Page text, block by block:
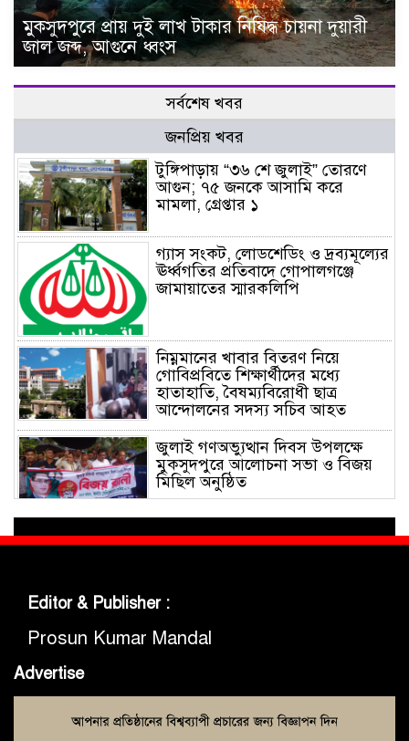
মুকসুদপুরে প্রায় দুই লাখ টাকার নিষিদ্ধ চায়না দুয়ারী
জাল জব্দ, আগুনে ধ্বংস
সর্বশেষ খবর
জনপ্রিয় খবর
টুঙ্গিপাড়ায় “৩৬ শে জুলাই” তোরণে
আগুন; ৭৫ জনকে আসামি করে
মামলা, গ্রেপ্তার ১
গ্যাস সংকট, লোডশেডিং ও দ্রব্যমূল্যের
ঊর্ধ্বগতির প্রতিবাদে গোপালগঞ্জে
জামায়াতের স্মারকলিপি
নিম্নমানের খাবার বিতরণ নিয়ে
গোবিপ্রবিতে শিক্ষার্থীদের মধ্যে
হাতাহাতি, বৈষম্যবিরোধী ছাত্র
আন্দোলনের সদস্য সচিব আহত
জুলাই গণঅভ্যুত্থান দিবস উপলক্ষে
মুকসুদপুরে আলোচনা সভা ও বিজয়
মিছিল অনুষ্ঠিত
গোবিপ্রবিতে জুলাই গণঅভ্যুত্থান দিবস
উদযাপন
মুকসুদপুরে প্রায় দুই লাখ টাকার
নিষিদ্ধ চায়না দুয়ারী জাল জব্দ, আগুনে
ধ্বংস
মুকসুদপুরে ‘রক্তাক্ত জুলাই’ শীর্ষক
চিত্রাঙ্কন প্রতিযোগিতা অনুষ্ঠিত
Editor & Publisher :
Prosun Kumar Mandal
Advertise